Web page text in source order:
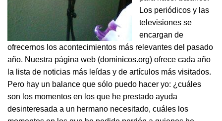
Los periódicos y las
televisiones se
encargan de
ofrecernos los acontecimientos más relevantes del pasado
año. Nuestra página web (dominicos.org) ofrece cada año
la lista de noticias más leídas y de artículos más visitados.
Pero hay un balance que sólo puedo hacer yo: ¿cuáles
son los momentos en los que he prestado ayuda
desinteresada a un hermano necesitado, cuáles los